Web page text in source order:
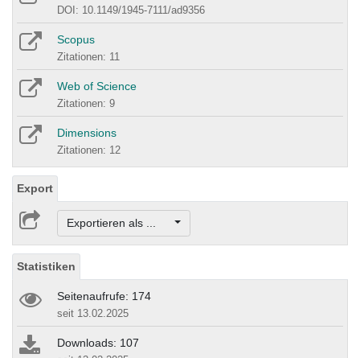
DOI: 10.1149/1945-7111/ad9356
Scopus
Zitationen: 11
Web of Science
Zitationen: 9
Dimensions
Zitationen: 12
Export
Exportieren als ...
Statistiken
Seitenaufrufe: 174
seit 13.02.2025
Downloads: 107